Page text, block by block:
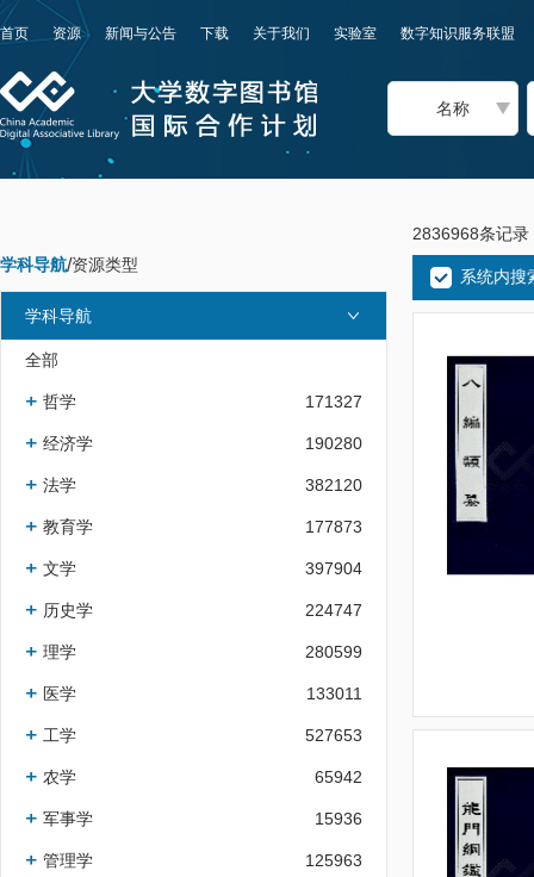
首页 资源 新闻与公告 下载 关于我们 实验室 数字知识服务联盟
名称
学科导航/资源类型
学科导航
全部
哲学 171327
经济学 190280
法学 382120
教育学 177873
文学 397904
历史学 224747
理学 280599
医学 133011
工学 527653
农学 65942
军事学 15936
管理学 125963
2836968条记录
系统内搜